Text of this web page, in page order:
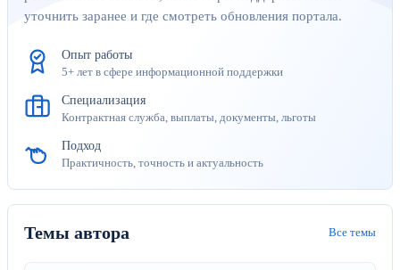
уточнить заранее и где смотреть обновления портала.
Опыт работы
5+ лет в сфере информационной поддержки
Специализация
Контрактная служба, выплаты, документы, льготы
Подход
Практичность, точность и актуальность
Темы автора Все темы